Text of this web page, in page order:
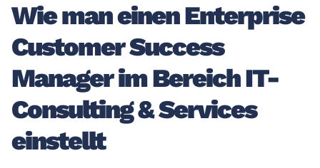
Wie man einen Enterprise
Customer Success
Manager im Bereich IT-
Consulting & Services
einstellt